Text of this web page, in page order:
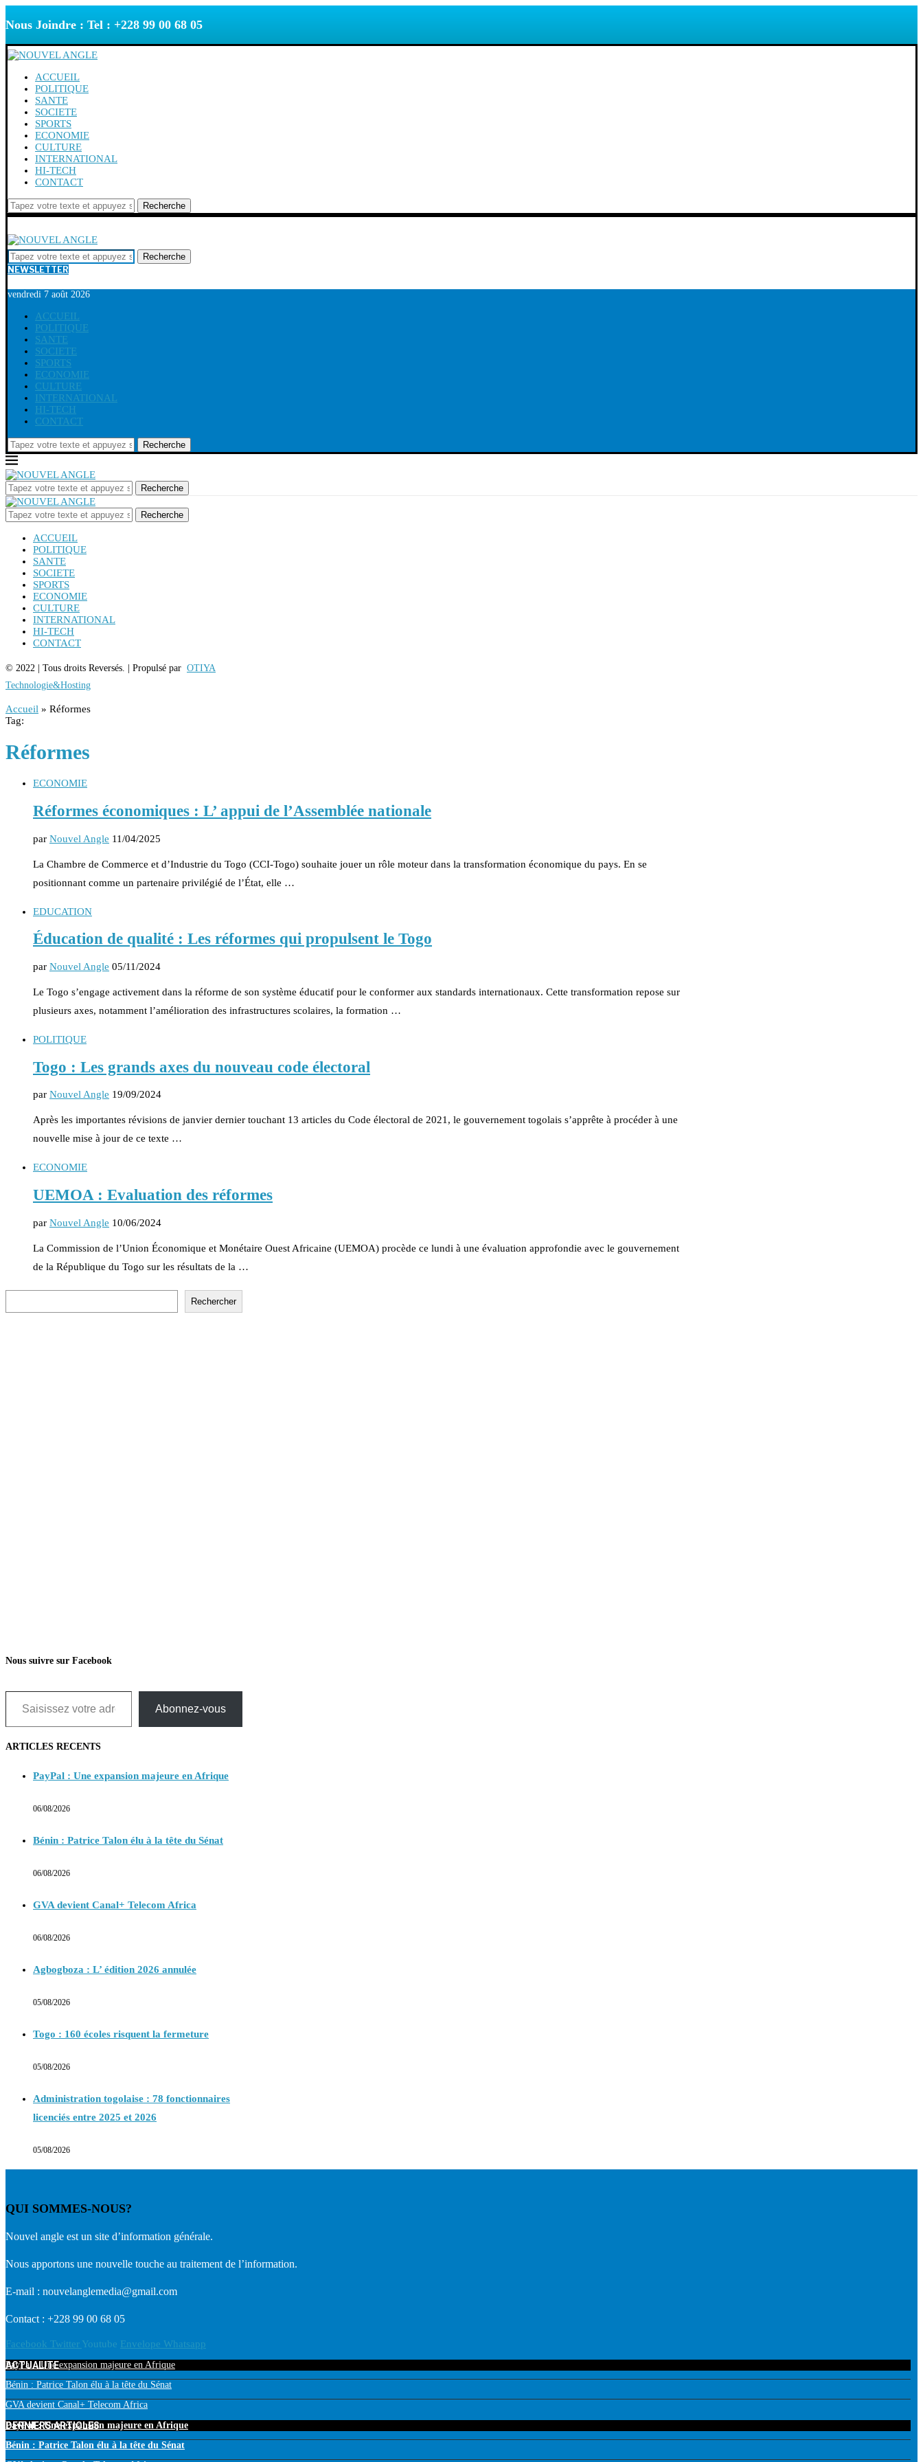
Nous Joindre : Tel : +228 99 00 68 05
ACCUEIL
POLITIQUE
SANTE
SOCIETE
SPORTS
ECONOMIE
CULTURE
INTERNATIONAL
HI-TECH
CONTACT
Recherche
Recherche
NEWSLETTER
vendredi 7 août 2026
ACCUEIL
POLITIQUE
SANTE
SOCIETE
SPORTS
ECONOMIE
CULTURE
INTERNATIONAL
HI-TECH
CONTACT
Recherche
Recherche
Recherche
ACCUEIL
POLITIQUE
SANTE
SOCIETE
SPORTS
ECONOMIE
CULTURE
INTERNATIONAL
HI-TECH
CONTACT
© 2022 | Tous droits Reversés. | Propulsé par OTIYA
Technologie&Hosting
Accueil » Réformes
Tag:
Réformes
ECONOMIE
Réformes économiques : L’ appui de l’Assemblée nationale
par Nouvel Angle 11/04/2025
La Chambre de Commerce et d’Industrie du Togo (CCI-Togo) souhaite jouer un rôle moteur dans la transformation économique du pays. En se
positionnant comme un partenaire privilégié de l’État, elle …
EDUCATION
Éducation de qualité : Les réformes qui propulsent le Togo
par Nouvel Angle 05/11/2024
Le Togo s’engage activement dans la réforme de son système éducatif pour le conformer aux standards internationaux. Cette transformation repose sur
plusieurs axes, notamment l’amélioration des infrastructures scolaires, la formation …
POLITIQUE
Togo : Les grands axes du nouveau code électoral
par Nouvel Angle 19/09/2024
Après les importantes révisions de janvier dernier touchant 13 articles du Code électoral de 2021, le gouvernement togolais s’apprête à procéder à une
nouvelle mise à jour de ce texte …
ECONOMIE
UEMOA : Evaluation des réformes
par Nouvel Angle 10/06/2024
La Commission de l’Union Économique et Monétaire Ouest Africaine (UEMOA) procède ce lundi à une évaluation approfondie avec le gouvernement
de la République du Togo sur les résultats de la …
Rechercher
Rechercher
Nous suivre sur Facebook
Saisissez votre adresse e-mail…
Abonnez-vous
ARTICLES RECENTS
PayPal : Une expansion majeure en Afrique
06/08/2026
Bénin : Patrice Talon élu à la tête du Sénat
06/08/2026
GVA devient Canal+ Telecom Africa
06/08/2026
Agbogboza : L’ édition 2026 annulée
05/08/2026
Togo : 160 écoles risquent la fermeture
05/08/2026
Administration togolaise : 78 fonctionnaires
licenciés entre 2025 et 2026
05/08/2026
QUI SOMMES-NOUS?
Nouvel angle est un site d’information générale.
Nous apportons une nouvelle touche au traitement de l’information.
E-mail : nouvelanglemedia@gmail.com
Contact : +228 99 00 68 05
Facebook Twitter Youtube Envelope Whatsapp
ACTUALITE
PayPal : Une expansion majeure en Afrique
Bénin : Patrice Talon élu à la tête du Sénat
GVA devient Canal+ Telecom Africa
DERNIERS ARTICLES
PayPal : Une expansion majeure en Afrique
Bénin : Patrice Talon élu à la tête du Sénat